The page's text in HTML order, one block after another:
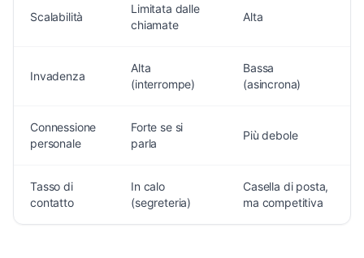
Scalabilità
Limitata dalle
chiamate
Alta
Invadenza
Alta
(interrompe)
Bassa
(asincrona)
Connessione
personale
Forte se si
parla
Più debole
Tasso di
contatto
In calo
(segreteria)
Casella di posta,
ma competitiva